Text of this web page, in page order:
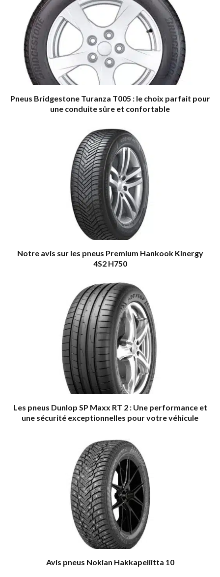
Pneus Bridgestone Turanza T005 : le choix parfait pour
une conduite sûre et confortable
Notre avis sur les pneus Premium Hankook Kinergy
4S2 H750
Les pneus Dunlop SP Maxx RT 2 : Une performance et
une sécurité exceptionnelles pour votre véhicule
Avis pneus Nokian Hakkapeliitta 10